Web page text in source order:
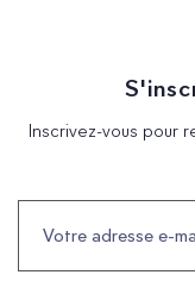
Inscrivez-vous pour